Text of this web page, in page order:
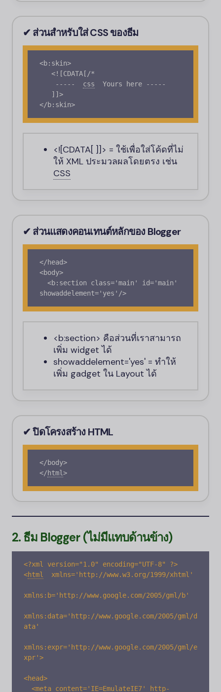
✔ ส่วนสำหรับใส่CSSของธีม
<b:skin>
    -----
css
Yours here -----
</b:skin>
<![CDATA[ ]]> = ใช้เพื่อใส่โค้ดที่ไม่
ให้ XML ประมวลผลโดยตรง เช่น
CSS
✔ ส่วนแสดงคอนเทนต์หลักของBlogger
</head>
<body>
showaddelement='yes'/>
<b:section> คือส่วนที่เราสามารถ
เพิ่ม widget ได้
showaddelement='yes' = ทำให้
เพิ่ม gadget ใน Layout ได้
✔ ปิดโครงสร้างHTML
</body>
</html>
2. ธีม Blogger(ไม่มีแทบด้านข้าง)
<html xmlns='http://www.w3.org/1999/xhtml'
xmlns:b='http://www.google.com/2005/gml/b'
xmlns:data='http://www.google.com/2005/gml/d
ata'
xmlns:expr='http://www.google.com/2005/gml/e
xpr'>
<head>